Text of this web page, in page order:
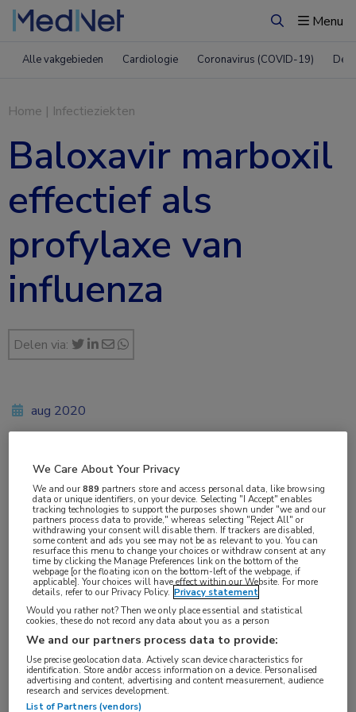
ZoekenMenu
Alle vakgebieden Cardiologie Coronavirus (COVID-19)
Home | Infectieziekten
Baloxavir marboxil
effectief als
profylaxe van
influenza
Delen via:
Een enkele dosis baloxavir marboxil lijkt effectief
als profylaxe bij familieleden van patiënten met
aug 2020
Vakgebieden:
Huisartsgeneeskunde,Infectieziekten
Aandachtsgebieden:
Virale infecties
baloxavir,influenza
We Care About Your Privacy
We and our889 partners store and access personal data, like browsing
data or unique identifiers, on your device. Selecting "I Accept" enables
tracking technologies to support the purposes shown under "we and our
partners process data to provide," whereas selecting "Reject All" or
withdrawing your consent will disable them. If trackers are disabled,
some content and ads you see may not be as relevant to you. You can
resurface this menu to change your choices or withdraw consent at any
time by clicking the Manage Preferences link on the bottom of the
webpage [or the floating icon on the bottom-left of the webpage, if
applicable]. Your choices will have effect within our Website. For more
details, refer to our Privacy Policy. Privacy statement
Would you rather not? Then we only place essential and statistical
cookies, these do not record any data about you as a person
We and our partners process data to provide:
Use precise geolocation data. Actively scan device characteristics for
identification. Store and/or access information on a device. Personalised
advertising and content, advertising and content measurement, audience
research and services development.
List of Partners (vendors)